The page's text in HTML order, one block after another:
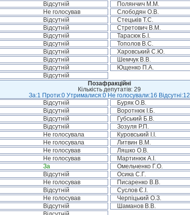
Відсутній Полянчич М.М.
Не голосував Слободян О.В.
Відсутній Стецьків Т.С.
Відсутній Стретович В.М.
Відсутній Тарасюк Б.І.
Відсутній Тополов В.С.
Відсутній Харовський С.Ю.
Відсутній Шемчук В.В.
Відсутній Ющенко П.А.
Відсутній
Позафракційні
Кількість депутатів: 29
За:1 Проти:0 Утрималися:0 Не голосували:16 Відсутні:12
Відсутній Буряк О.В.
Відсутній Воротнюк І.Б.
Відсутній Губський Б.В.
Відсутній Зозуля Р.П.
Не голосувала Куровський І.І.
Не голосувала Литвин В.М.
Не голосував Ляшко О.В.
Не голосував Мартинюк А.І.
За Омельченко Г.О.
Відсутній Осика С.Г.
Не голосував Писаренко В.В.
Відсутній Суслов Є.І.
Не голосував Черпіцький О.З.
Відсутній Шаманов В.В.